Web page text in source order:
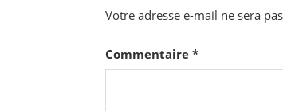
Votre adresse e-mail ne sera
Commentaire *